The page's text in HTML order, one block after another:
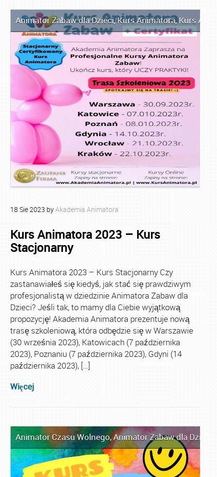
Animator Zabaw dla Dzieci,Kurs Animatora,Kurs
18 Sie2023 byAkademia Animatora
Kurs Animatora 2023 – Kurs
Stacjonarny
Kurs Animatora 2023 – Kurs Stacjonarny Czy
zastanawiałeś się kiedyś, jak stać się prawdziwym
profesjonalistą w dziedzinie Animatora Zabaw dla
Dzieci? Jeśli tak, to mamy dla Ciebie wyjątkową
propozycję! Akademia Animatora prezentuje nową
trasę szkoleniową, która odbędzie się w Warszawie
(30 września 2023), Katowicach (7 października
2023), Poznaniu (7 października 2023), Gdyni (14
października 2023), […]
Więcej
Animator Czasu Wolnego,Animator Zabaw dla Dzieci